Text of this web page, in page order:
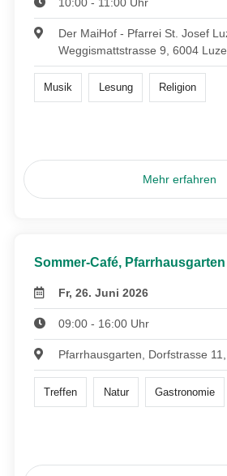
Der MaiHof - Pfarrei St. Josef
Weggismattstrasse 9, 6004
Musik Lesung Religion
Mehr erfahren
Sommer-Café,
Fr, 26. Juni 2026
09:00 - 16:00 Uhr
Pfarrhausgarten, Dorfstrasse
Treffen Natur Gastronomie